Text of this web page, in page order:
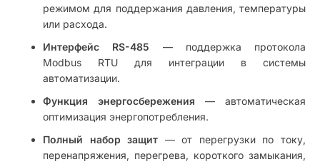
режимом для поддержания давления, температуры
или расхода.
Интерфейс RS-485 — поддержка протокола
Modbus RTU для интеграции в системы
автоматизации.
Функция энергосбережения — автоматическая
оптимизация энергопотребления.
Полный набор защит — от перегрузки по току,
перенапряжения, перегрева, короткого замыкания,